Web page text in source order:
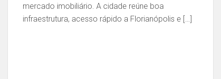
mercado imobiliário. A cidade reúne boa
infraestrutura, acesso rápido a Florianópolis e […]